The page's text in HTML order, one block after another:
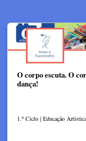
O corpo escuta. O
dança!
1.º Ciclo | Educação Artística